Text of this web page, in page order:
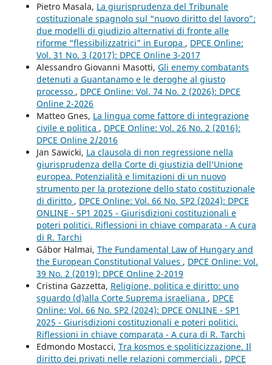
Pietro Masala, La giurisprudenza del Tribunale
costituzionale spagnolo sul “nuovo diritto del lavoro”:
due modelli di giudizio alternativi di fronte alle
riforme “flessibilizzatrici” in Europa , DPCE Online:
Vol. 31 No. 3 (2017): DPCE Online 3-2017
Alessandro Giovanni Masotti, Gli enemy combatants
detenuti a Guantanamo e le deroghe al giusto
processo , DPCE Online: Vol. 74 No. 2 (2026): DPCE
Online 2-2026
Matteo Gnes, La lingua come fattore di integrazione
civile e politica , DPCE Online: Vol. 26 No. 2 (2016):
DPCE Online 2/2016
Jan Sawicki, La clausola di non regressione nella
giurisprudenza della Corte di giustizia dell’Unione
europea. Potenzialità e limitazioni di un nuovo
strumento per la protezione dello stato costituzionale
di diritto , DPCE Online: Vol. 66 No. SP2 (2024): DPCE
ONLINE - SP1 2025 - Giurisdizioni costituzionali e
poteri politici. Riflessioni in chiave comparata - A cura
di R. Tarchi
Gábor Halmai, The Fundamental Law of Hungary and
the European Constitutional Values , DPCE Online: Vol.
39 No. 2 (2019): DPCE Online 2-2019
Cristina Gazzetta, Religione, politica e diritto: uno
sguardo (d)alla Corte Suprema israeliana , DPCE
Online: Vol. 66 No. SP2 (2024): DPCE ONLINE - SP1
2025 - Giurisdizioni costituzionali e poteri politici.
Riflessioni in chiave comparata - A cura di R. Tarchi
Edmondo Mostacci, Tra kosmos e spoliticizzazione. Il
diritto dei privati nelle relazioni commerciali , DPCE